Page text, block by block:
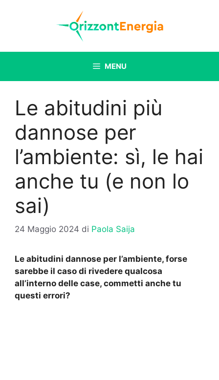
MENU
Le abitudini più
dannose per
l’ambiente: sì, le hai
anche tu (e non lo
sai)
24 Maggio 2024 di Paola Saija
Le abitudini dannose per l’ambiente, forse
sarebbe il caso di rivedere qualcosa
all’interno delle case, commetti anche tu
questi errori?